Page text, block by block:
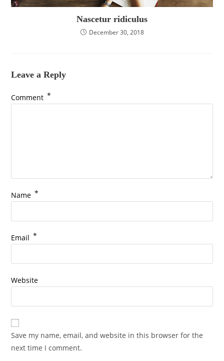
Nascetur ridiculus
December 30, 2018
Leave a Reply
Comment *
Name *
Email *
Website
Save my name, email, and website in this browser for the
next time I comment.